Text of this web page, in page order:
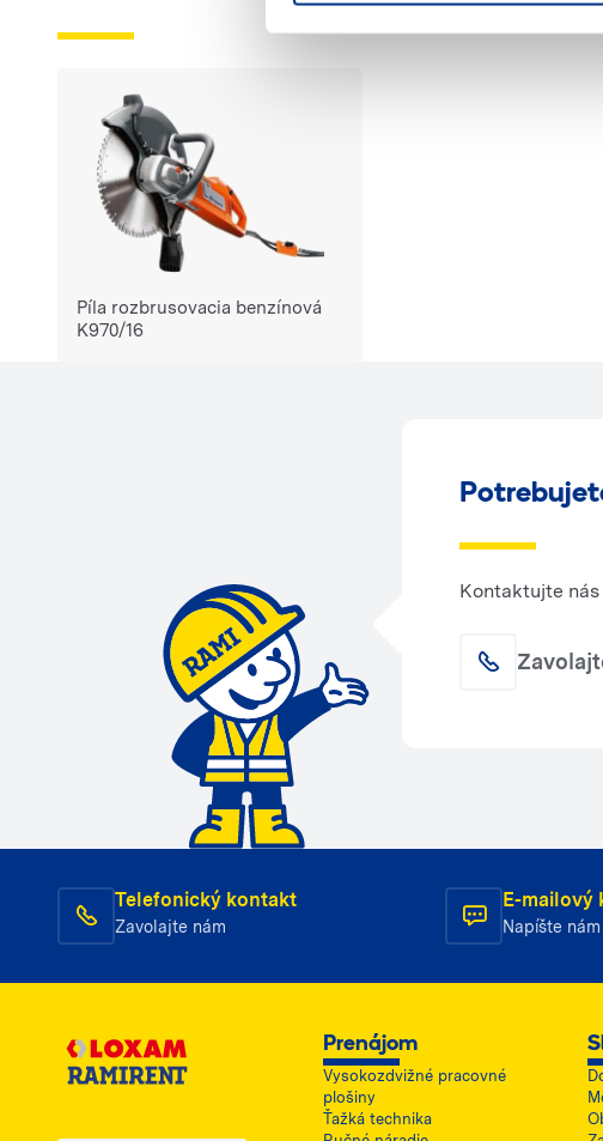
Píla rozbrusovacia benzínová
K970/16
Kontaktujte nás
Telefonický kontakt
Zavolajte nám
E-mailový
Napíšte nám
Prenájom
Vysokozdvižné pracovné
plošiny
Ťažká technika